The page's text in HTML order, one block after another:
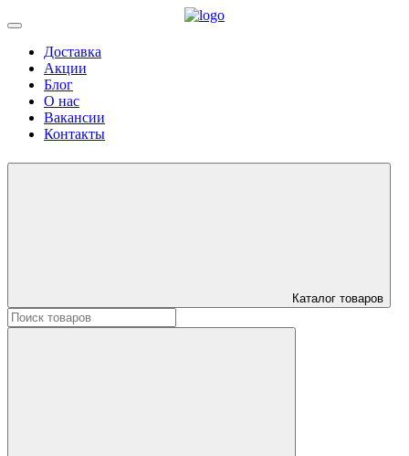
Доставка
Акции
Блог
О нас
Вакансии
Контакты
Каталог товаров
Искать: